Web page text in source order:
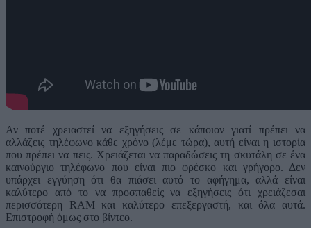
Αν ποτέ χρειαστεί να εξηγήσεις σε κάποιον γιατί πρέπει να
αλλάζεις τηλέφωνο κάθε χρόνο (λέμε τώρα), αυτή είναι η ιστορία
που πρέπει να πεις. Χρειάζεται να παραδώσεις τη σκυτάλη σε ένα
καινούργιο τηλέφωνο που είναι πιο φρέσκο και γρήγορο. Δεν
υπάρχει εγγύηση ότι θα πιάσει αυτό το αφήγημα, αλλά είναι
καλύτερο από το να προσπαθείς να εξηγήσεις ότι χρειάζεσαι
περισσότερη RAM και καλύτερο επεξεργαστή, και όλα αυτά.
Επιστροφή όμως στο βίντεο.